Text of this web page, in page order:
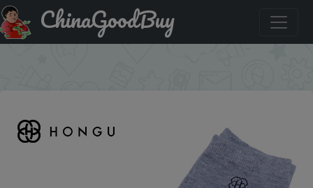
Знижка на Red Long HONGU Мужские длинные носки
белые
ChinaGoodBuy